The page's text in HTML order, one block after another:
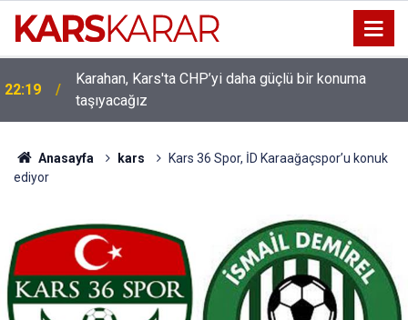
22:19
Karahan, Kars'ta CHP’yi daha güçlü bir konuma
taşıyacağız
Anasayfa kars
Kars 36 Spor, İD Karaağaçspor’u konuk
ediyor